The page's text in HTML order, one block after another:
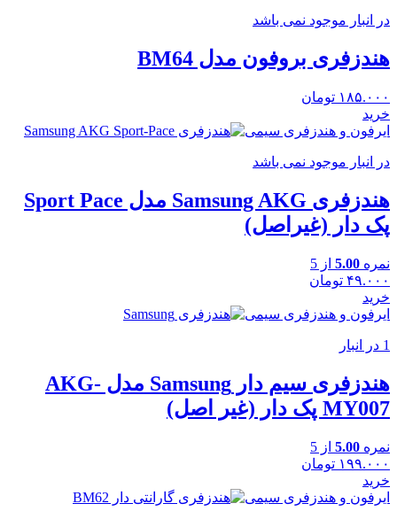
در انبار موجود نمی باشد
هندزفری بروفون مدل BM64
۱۸۵.۰۰۰ تومان
خرید
ایرفون و هندزفری سیمی
در انبار موجود نمی باشد
هندزفری Samsung AKG مدل Sport Pace
پک دار (غیراصل)
نمره 5.00 از 5
۴۹.۰۰۰ تومان
خرید
ایرفون و هندزفری سیمی
1 در انبار
هندزفری سیم دار Samsung مدل AKG-
MY007 پک دار (غیر اصل)
نمره 5.00 از 5
۱۹۹.۰۰۰ تومان
خرید
ایرفون و هندزفری سیمی